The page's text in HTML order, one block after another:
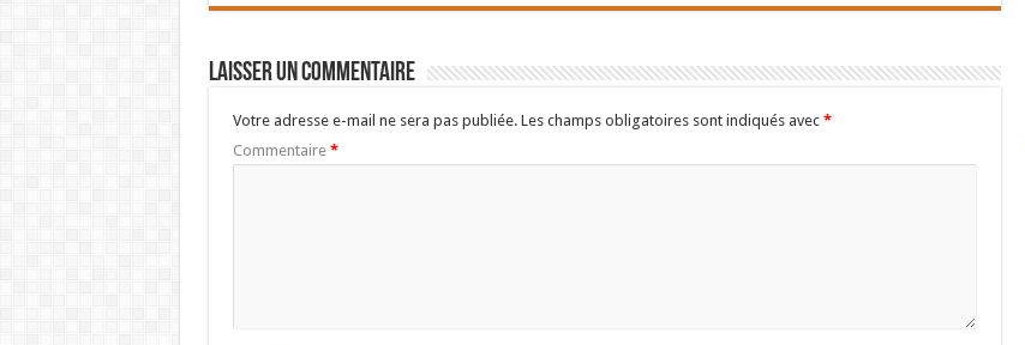
Laisser un commentaire
Votre adresse e-mail ne sera pas publiée. Les champs obligatoires sont indiqués avec *
Commentaire *